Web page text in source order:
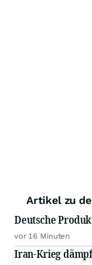
Artikel zu
Deutsche
vor 16 Minuten
Iran-Krieg